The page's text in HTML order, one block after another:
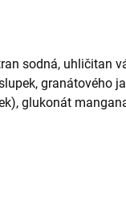
sodná, uhličitan
granátového
glukonát